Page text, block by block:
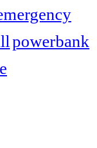
powerbank